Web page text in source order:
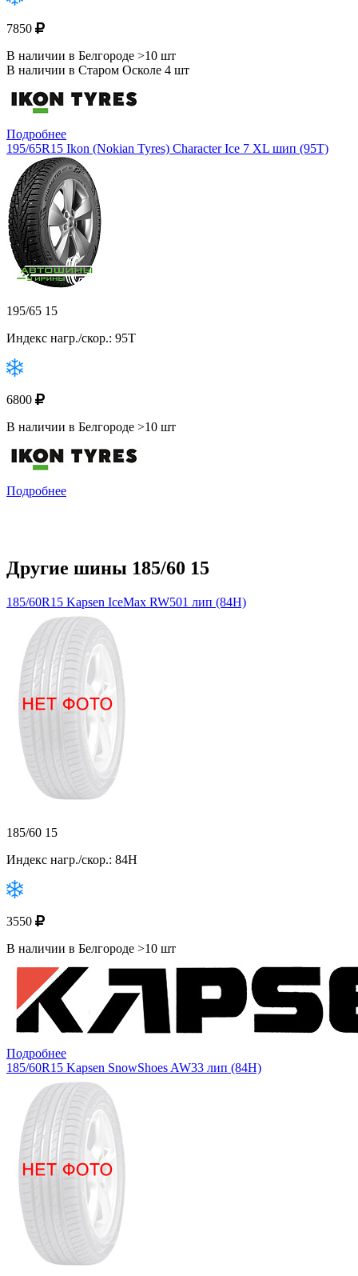
7850
В наличии в Белгороде >10 шт
В наличии в Старом Осколе 4 шт
Подробнее
195/65R15 Ikon (Nokian Tyres) Character Ice 7 XL шип (95T)
195/65 15
Индекс нагр./скор.: 95T
6800
В наличии в Белгороде >10 шт
Подробнее
Другие шины 185/60 15
185/60R15 Kapsen IceMax RW501 лип (84H)
185/60 15
Индекс нагр./скор.: 84H
3550
В наличии в Белгороде >10 шт
Подробнее
185/60R15 Kapsen SnowShoes AW33 лип (84H)